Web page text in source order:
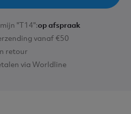
"T14":op afspraak
vanaf €50
retour
via Worldline